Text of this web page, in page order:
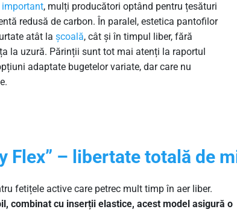
important, mulți producători optând pentru țesături
redusă de carbon. În paralel, estetica pantofilor
atât la școală, cât și în timpul liber, fără
la uzură. Părinții sunt tot mai atenți la raportul
adaptate bugetelor variate, dar care nu
Flex” – libertate totală de
fetițele active care petrec mult timp în aer liber.
combinat cu inserții elastice, acest model asigură o